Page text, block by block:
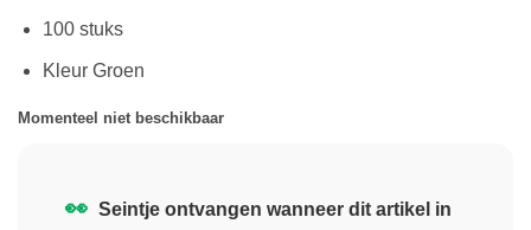
100 stuks
Kleur Groen
Momenteel niet beschikbaar
👀 Seintje ontvangen wanneer dit artikel in